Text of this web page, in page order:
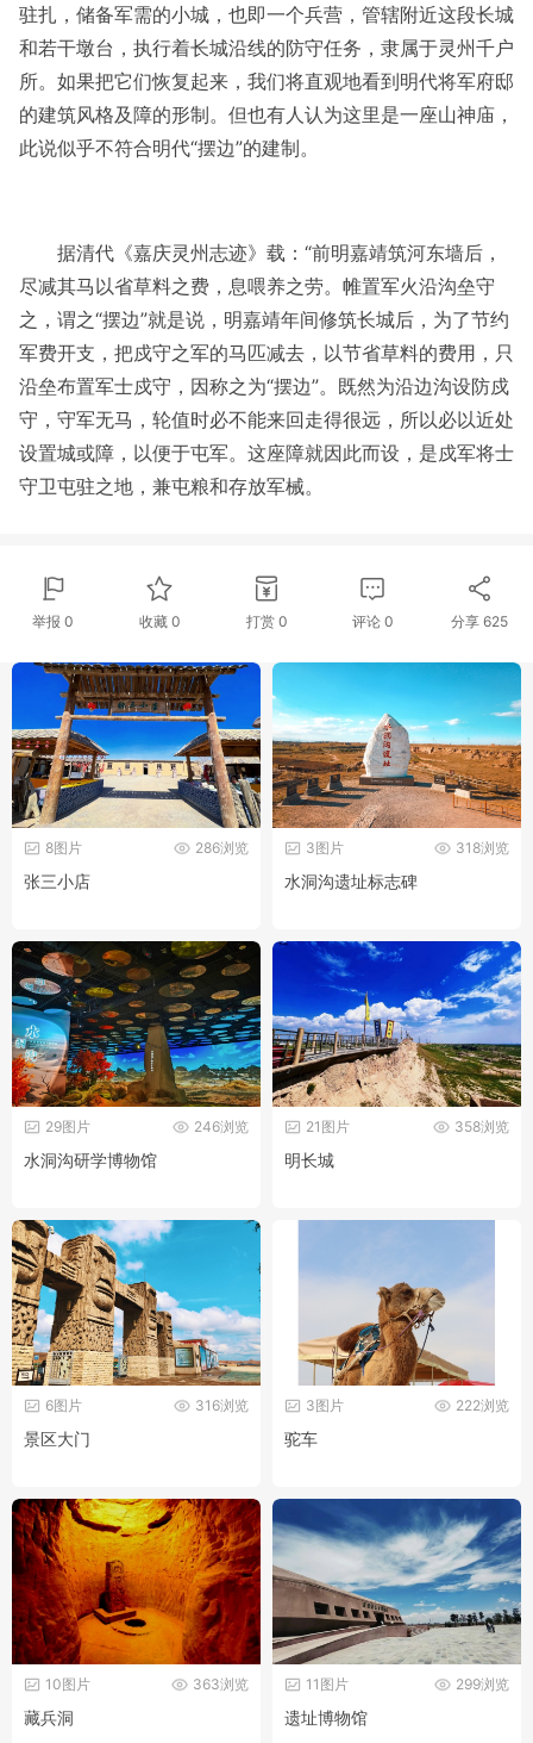
驻扎，储备军需的小城，也即一个兵营，管辖附近这段长城
和若干墩台，执行着长城沿线的防守任务，隶属于灵州千户
所。如果把它们恢复起来，我们将直观地看到明代将军府邸
的建筑风格及障的形制。但也有人认为这里是一座山神庙，
此说似乎不符合明代“摆边”的建制。
据清代《嘉庆灵州志迹》载：“前明嘉靖筑河东墙后，
尽减其马以省草料之费，息喂养之劳。帷置军火沿沟垒守
之，谓之“摆边”就是说，明嘉靖年间修筑长城后，为了节约
军费开支，把戍守之军的马匹减去，以节省草料的费用，只
沿垒布置军士戍守，因称之为“摆边”。既然为沿边沟设防戍
守，守军无马，轮值时必不能来回走得很远，所以必以近处
设置城或障，以便于屯军。这座障就因此而设，是戍军将士
守卫屯驻之地，兼屯粮和存放军械。
举报 0 收藏 0 打赏 0 评论0 分享625
286浏览
8图片
张三小店
318浏览
3图片
水洞沟遗址标志碑
246浏览
29图片
水洞沟研学博物馆
358浏览
21图片
明长城
316浏览
6图片
景区大门
222浏览
3图片
驼车
363浏览
10图片
藏兵洞
299浏览
11图片
遗址博物馆